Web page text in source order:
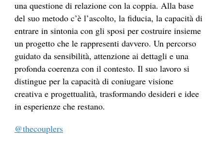
una questione di relazione con la coppia. Alla base
del suo metodo c’è l’ascolto, la fiducia, la capacità di
entrare in sintonia con gli sposi per costruire insieme
un progetto che le rappresenti davvero. Un percorso
guidato da sensibilità, attenzione ai dettagli e una
profonda coerenza con il contesto. Il suo lavoro si
distingue per la capacità di coniugare visione
creativa e progettualità, trasformando desideri e idee
in esperienze che restano.
@thecouplers